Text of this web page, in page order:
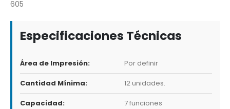
605
Especificaciones Técnicas
Área de Impresión: Por definir
Cantidad Mínima: 12 unidades.
Capacidad: 7 funciones